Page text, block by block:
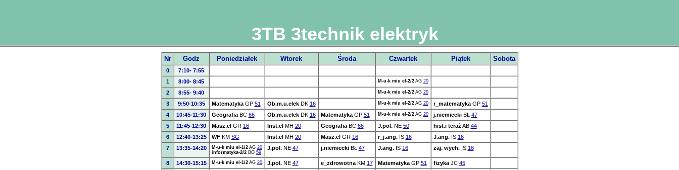
3TB 3technik elektryk
Nr Godz Poniedziałek Wtorek Środa Czwartek Piątek Sobota
0
7:10- 7:55
1
8:00- 8:45 M-u-k miu el-2/2 AG 20
2 8:55- 9:40 M-u-k miu el-2/2 AG 20
3 9:50-10:35 Matematyka GP 51 Ob.m.u.elek DK 16 M-u-k miu el-2/2 AG 20 r_matematyka GP 51
4
10:45-11:30 Geografia BC 66 Ob.m.u.elek DK 16 Matematyka GP 51 M-u-k miu el-2/2 AG 20 j.niemiecki BŁ 47
5
11:45-12:30 Masz.el GR 16 Inst.el MH 20 Geografia BC 66 J.pol. NE 50 hist.i teraź AB 44
6
12:40-13:25 WF KM SG Inst.el MH 20 Masz.el GR 16 r_j.ang. IS 16 J.ang. IS 16
7
13:35-14:20 M-u-k miu el-1/2 AG 20
informatyka-2/2 BO 59
J.pol. NE 47 j.niemiecki BŁ 47 J.ang. IS 16 zaj. wych. IS 16
8 14:30-15:15 M-u-k miu el-1/2 AG 20 J.pol. NE 47 e_zdrowotna KM 17 Matematyka GP 51 fizyka JC 45